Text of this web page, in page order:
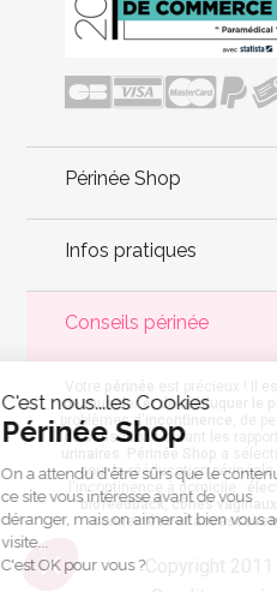
Périnée Shop
Infos pratiques
Conseils périnée
de muscler et de rééduquer le
problèmes d'
, de
de sensations durant les
Périnée Shop
a
pour la rééducation
l'incontinence à domicile :
biofeedback,cônes vaginaux
connectées et
Copyright 2011
C'est nous...les Cookies
Périnée Shop
On a attendu d'être sûrs que le
ce site vous intéresse avant de vous
déranger, mais on aimerait bien
visite...
C'est OK pour vous ?